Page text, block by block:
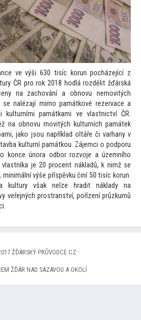
ve výši 630 tisíc korun pocházející z
ČR pro rok 2018 hodlá rozdělit žďárská
na zachování a obnovu nemovitých
se nalézají mimo památkové rezervace a
kulturními památkami ve vlastnictví ČR.
na obnovu movitých kulturních památek
jako jsou například oltáře či varhany v
kulturní památkou. Zájemci o podporu
konce února odbor rozvoje a územního
je 20 procent nákladů, k nimž se
výše příspěvku činí 50 tisíc korun.
kultury však nelze hradit náklady na
veřejných prostranství, pořízení průzkumů
ŽĎÁRSKÝ PRŮVODCE.CZ ·
ŽĎÁR NAD SÁZAVOU A OKOLÍ